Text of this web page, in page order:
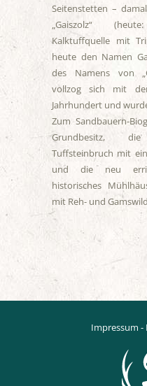
Seitenstetten –
„Gaiszolz“
Kalktuffquelle mit
heute den Namen
des Namens von
vollzog sich mit
Jahrhundert und
Zum Sandbauern-
Grundbesitz,
Tuffsteinbruch mit
und die neu
historisches
mit Reh- und
Impressum -